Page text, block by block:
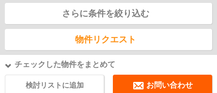
さらに条件を絞り込む
物件リクエスト
チェックした物件をまとめて
検討リストに追加 お問い合わせ